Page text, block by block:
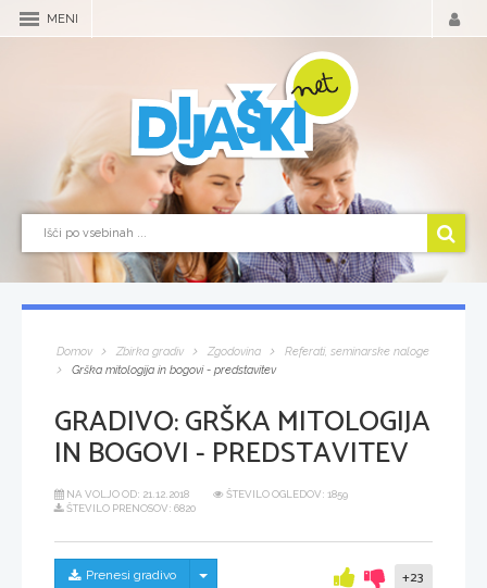
MENI
Domov Zbirka gradiv Zgodovina
Referati, seminarske naloge
Grška mitologija in bogovi - predstavitev
GRADIVO:GRŠKA MITOLOGIJA
IN BOGOVI - PREDSTAVITEV
NA VOLJO OD: 21.12.2018
ŠTEVILO OGLEDOV: 1859
ŠTEVILO PRENOSOV: 6820
Prenesi gradivo Skrij/prikaži meni +23